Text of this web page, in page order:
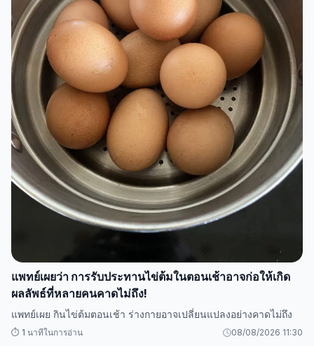
แพทย์เผยว่า การรับประทานไข่ต้มในตอนเช้าอาจก่อให้เกิด
ผลลัพธ์ที่หลายคนคาดไม่ถึง!
แพทย์เผย กินไข่ต้มตอนเช้า ร่างกายอาจเปลี่ยนแปลงอย่างคาดไม่ถึง
⏱️ 1 นาทีในการอ่าน 08/08/2026 11:30